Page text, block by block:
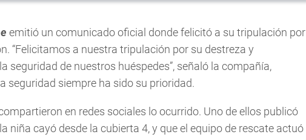
emitió un comunicado oficial donde felicitó a su tripulación por
“Felicitamos a nuestra tripulación por su destreza y
seguridad de nuestros huéspedes”, señaló la compañía,
seguridad siempre ha sido su prioridad.
en redes sociales lo ocurrido. Uno de ellos publicó
niña cayó desde la cubierta 4, y que el equipo de rescate actuó